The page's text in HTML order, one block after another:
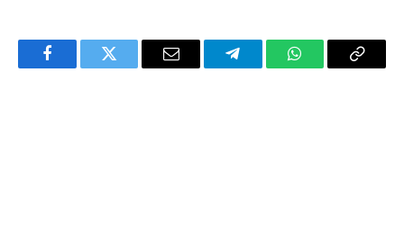
FacebookTwitter Email TelegramWhatsAppCopy